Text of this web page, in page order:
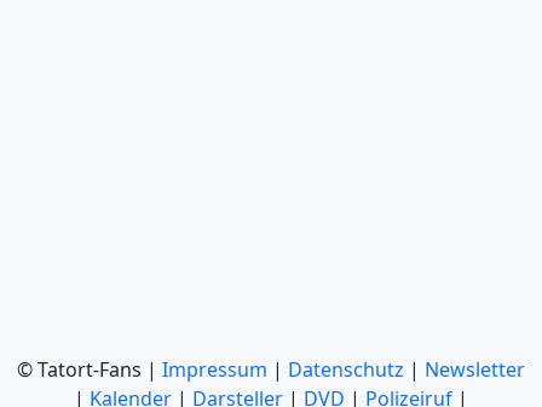
© Tatort-Fans | Impressum | Datenschutz | Newsletter
| Kalender | Darsteller | DVD | Polizeiruf |